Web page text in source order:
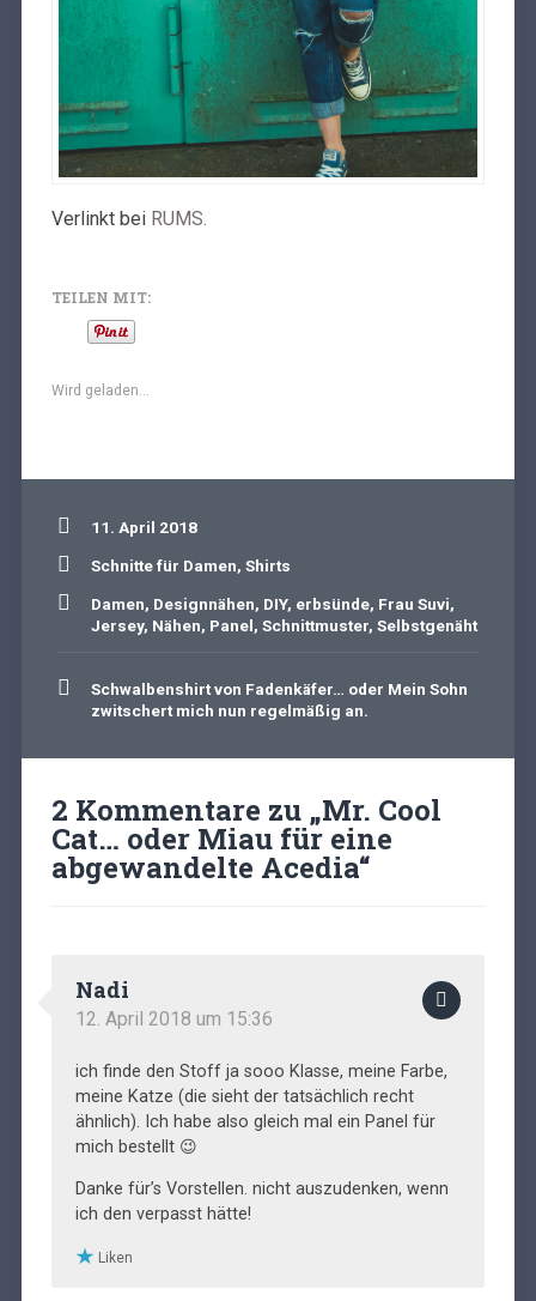
Verlinkt bei RUMS.
TEILEN MIT:
Wird geladen...
11. April 2018
Schnitte für Damen, Shirts
Damen, Designnähen, DIY, erbsünde, Frau Suvi,
Jersey, Nähen, Panel, Schnittmuster, Selbstgenäht
Schwalbenshirt von Fadenkäfer… oder Mein Sohn
zwitschert mich nun regelmäßig an.
2 Kommentare zu „Mr. Cool
Cat… oder Miau für eine
abgewandelte Acedia“
Nadi
12. April 2018 um 15:36
ich finde den Stoff ja sooo Klasse, meine Farbe,
meine Katze (die sieht der tatsächlich recht
ähnlich). Ich habe also gleich mal ein Panel für
mich bestellt 😉
Danke für’s Vorstellen. nicht auszudenken, wenn
ich den verpasst hätte!
Liken